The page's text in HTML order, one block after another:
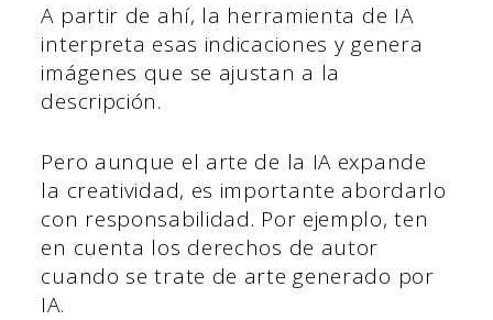
A partir de ahí, la herramienta de IA
interpreta esas indicaciones y genera
imágenes que se ajustan a la
descripción.
Pero aunque el arte de la IA expande
la creatividad, es importante abordarlo
con responsabilidad. Por ejemplo, ten
en cuenta los derechos de autor
cuando se trate de arte generado por
IA.